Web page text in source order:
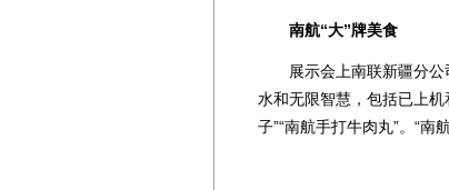
南航“大”牌美食
展示会上南联新疆分公
水和无限智慧，包括已上
子”“南航手打牛肉丸”。“南